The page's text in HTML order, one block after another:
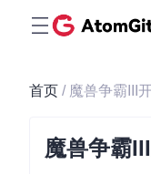
首页 / 魔兽争霸III
魔兽争霸